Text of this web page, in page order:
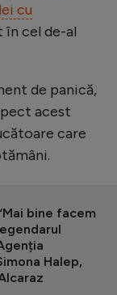
cu
în cel de-al
de panică,
acest
care
bine facem
Halep,